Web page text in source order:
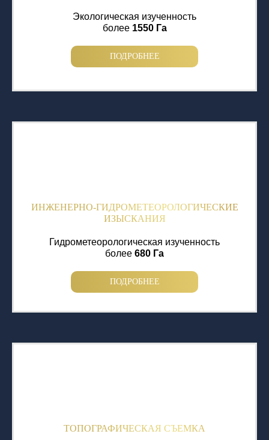
Экологическая изученность
более 1550 Га
ПОДРОБНЕЕ
ИНЖЕНЕРНО-ГИДРОМЕТЕОРОЛОГИЧЕСКИЕ
ИЗЫСКАНИЯ
Гидрометеорологическая изученность
более 680 Га
ПОДРОБНЕЕ
ТОПОГРАФИЧЕСКАЯ СЪЕМКА